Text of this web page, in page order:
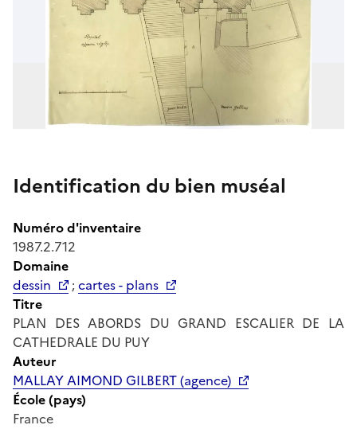
Identification du bien muséal
Numéro d'inventaire
1987.2.712
Domaine
dessin
;cartes - plans
Titre
PLAN DES ABORDS DU GRAND ESCALIER DE LA
CATHEDRALE DU PUY
Auteur
MALLAY AIMOND GILBERT (agence)
École (pays)
France